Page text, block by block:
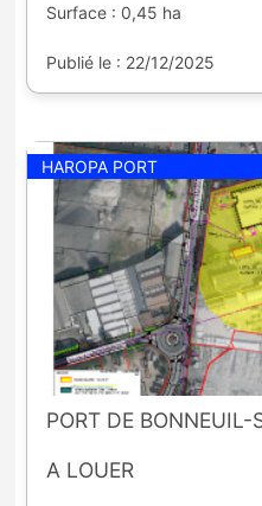
Surface : 0,45 ha
Publié le : 22/12/2025
HAROPA PORT
PORT DE BONNEUIL-
A LOUER